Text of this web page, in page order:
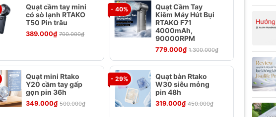
Quạt cầm tay mini
có sò lạnh RTAKO
T50 Pin trâu
389.000₫ 700.000₫
- 40%
Quạt Cầm Tay
Kiêm Máy Hút Bụi
RTAKO F71
4000mAh,
90000RPM
779.000₫ 1.300.000₫
Quạt mini Rtako
Y20 cầm tay gấp
gọn pin 36h
349.000₫ 500.000₫
- 29%
Quạt bàn Rtako
W30 siêu mỏng
pin 48h
319.000₫ 450.000₫
- 39%